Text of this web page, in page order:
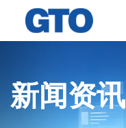
新闻资讯